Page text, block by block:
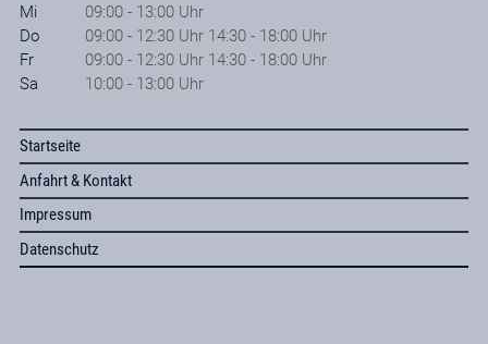
Mi
09:00 - 13:00 Uhr
Do
09:00 - 12:30 Uhr 14:30 - 18:00 Uhr
Fr
09:00 - 12:30 Uhr 14:30 - 18:00 Uhr
Sa
10:00 - 13:00 Uhr
Startseite
Anfahrt & Kontakt
Impressum
Datenschutz